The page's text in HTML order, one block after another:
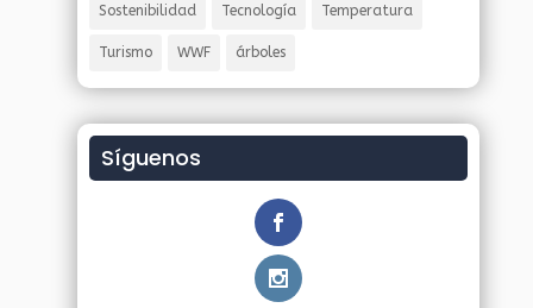
Sostenibilidad Tecnología Temperatura
Turismo WWF árboles
Síguenos